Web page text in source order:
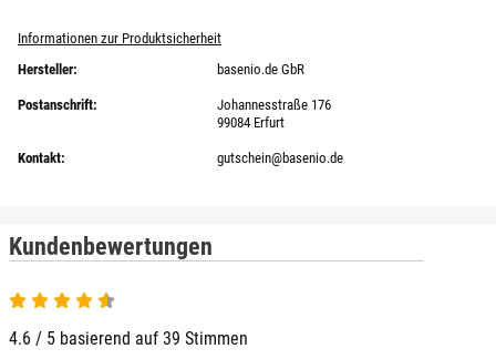
Informationen zur Produktsicherheit
Hersteller:
basenio.de GbR
Postanschrift:
Johannesstraße 176
99084 Erfurt
Kontakt: gutschein@basenio.de
Kundenbewertungen
4.6 von 5
4.6 / 5 basierend auf 39 Stimmen